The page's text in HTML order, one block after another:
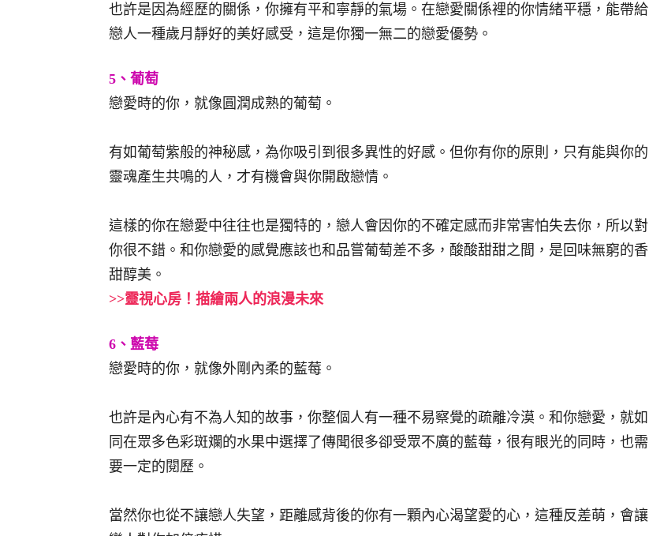
也許是因為經歷的關係，你擁有平和寧靜的氣場。在戀愛關係裡的你情緒平穩，能帶給
戀人一種歲月靜好的美好感受，這是你獨一無二的戀愛優勢。
5、葡萄
戀愛時的你，就像圓潤成熟的葡萄。
有如葡萄紫般的神秘感，為你吸引到很多異性的好感。但你有你的原則，只有能與你的
靈魂產生共鳴的人，才有機會與你開啟戀情。
這樣的你在戀愛中往往也是獨特的，戀人會因你的不確定感而非常害怕失去你，所以對
你很不錯。和你戀愛的感覺應該也和品嘗葡萄差不多，酸酸甜甜之間，是回味無窮的香
甜醇美。
>>靈視心房！描繪兩人的浪漫未來
6、藍莓
戀愛時的你，就像外剛內柔的藍莓。
也許是內心有不為人知的故事，你整個人有一種不易察覺的疏離冷漠。和你戀愛，就如
同在眾多色彩斑斕的水果中選擇了傳聞很多卻受眾不廣的藍莓，很有眼光的同時，也需
要一定的閱歷。
當然你也從不讓戀人失望，距離感背後的你有一顆內心渴望愛的心，這種反差萌，會讓